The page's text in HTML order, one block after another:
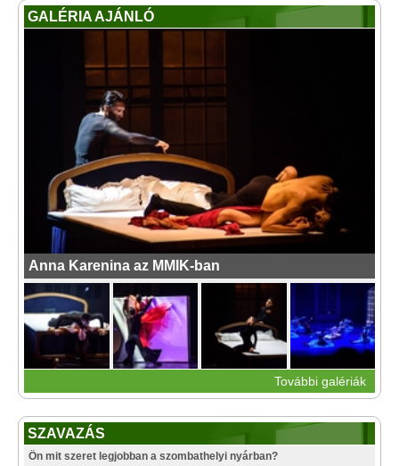
GALÉRIA AJÁNLÓ
Anna Karenina az MMIK-ban
További galériák
SZAVAZÁS
Ön mit szeret legjobban a szombathelyi nyárban?